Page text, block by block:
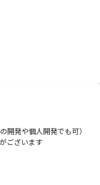
開発や個人開発でも可）
ございます